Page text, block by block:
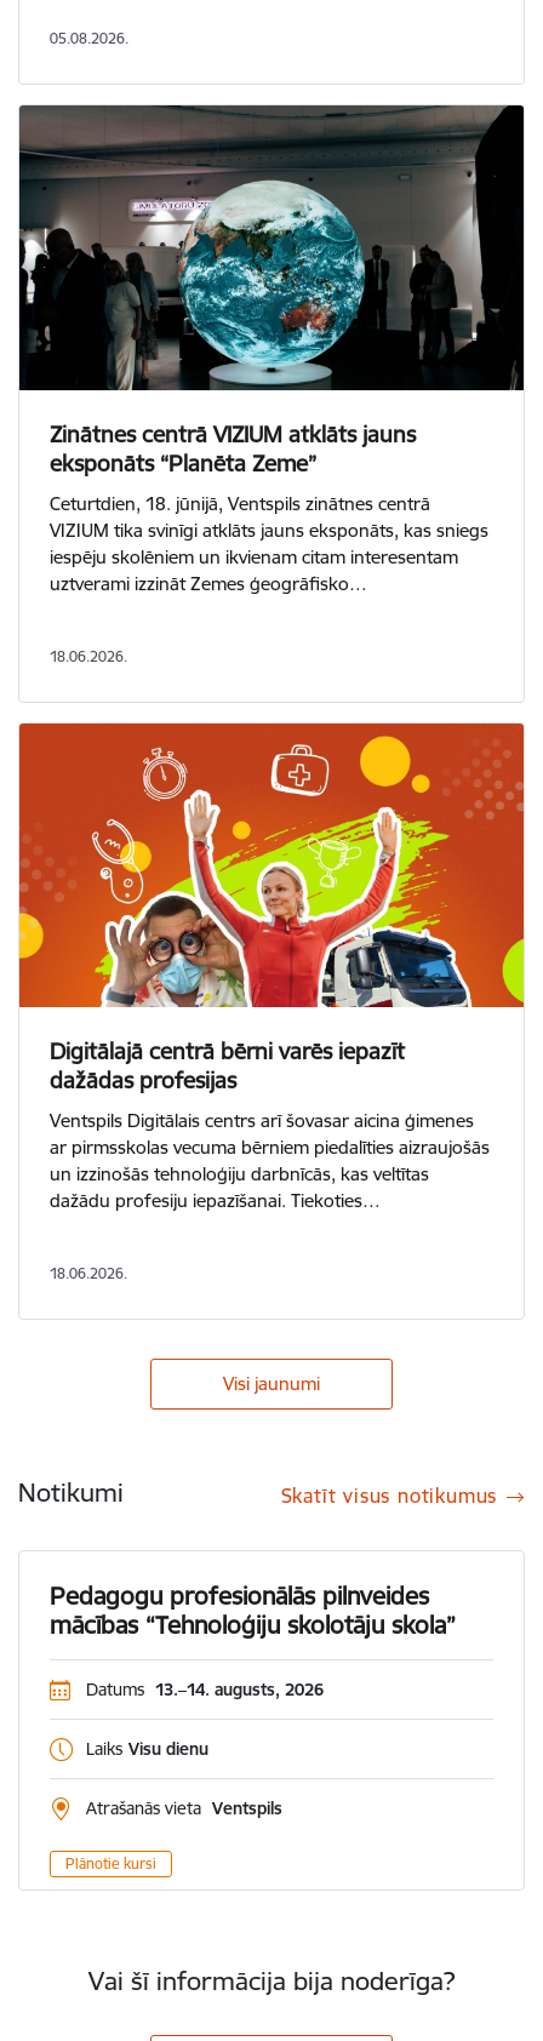
05.08.2026.
Zinātnes centrā VIZIUM atklāts jauns
eksponāts “Planēta Zeme”
Ceturtdien, 18. jūnijā, Ventspils zinātnes centrā
VIZIUM tika svinīgi atklāts jauns eksponāts, kas sniegs
iespēju skolēniem un ikvienam citam interesentam
uztverami izzināt Zemes ģeogrāfisko…
18.06.2026.
Digitālajā centrā bērni varēs iepazīt
dažādas profesijas
Ventspils Digitālais centrs arī šovasar aicina ģimenes
ar pirmsskolas vecuma bērniem piedalīties aizraujošās
un izzinošās tehnoloģiju darbnīcās, kas veltītas
dažādu profesiju iepazīšanai. Tiekoties…
18.06.2026.
Visi jaunumi
Notikumi Skatīt visus notikumus
Pedagogu profesionālās pilnveides
mācības “Tehnoloģiju skolotāju skola”
Datums 13.–14. augusts, 2026
Laiks Visu dienu
Atrašanās vieta Ventspils
Plānotie kursi
Vai šī informācija bija noderīga?